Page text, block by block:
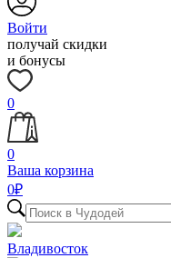
Войти
получай скидки
и бонусы
0
0
Ваша корзина
0₽
Владивосток